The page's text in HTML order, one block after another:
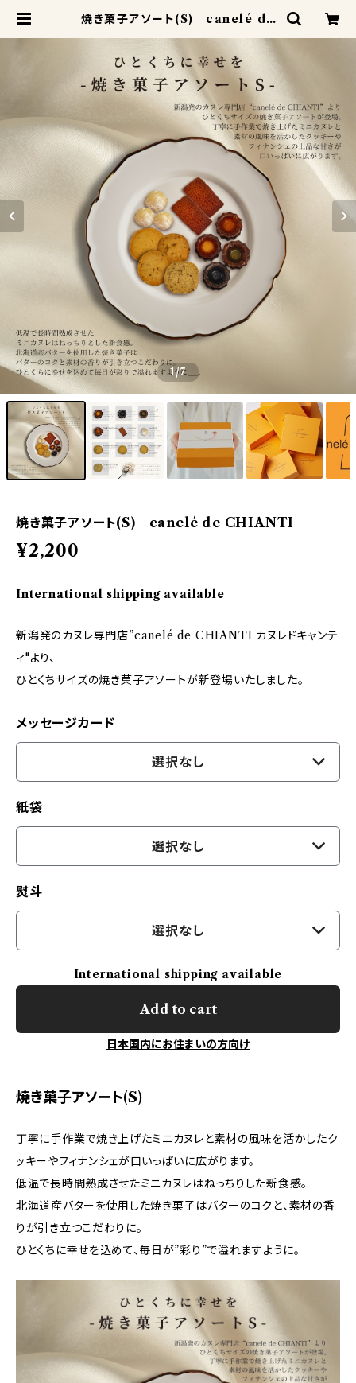
焼き菓子アソート(S) canelé de
TI カヌレドキャンティ
1/7
焼き菓子アソート(S) canelé de CHIANTI
¥2,200
International shipping available
新潟発のカヌレ専門店”canelé de CHIANTI カヌレドキャンテ
ィ"より、
ひとくちサイズの焼き菓子アソートが新登場いたしました。
メッセージカード
選択なし
紙袋
選択なし
熨斗
選択なし
International shipping available
Add to cart
日本国内にお住まいの方向け
焼き菓子アソート(S)
丁寧に手作業で焼き上げたミニカヌレと素材の風味を活かしたク
ッキーやフィナンシェが口いっぱいに広がります。
低温で長時間熟成させたミニカヌレはねっちりした新食感。
北海道産バターを使用した焼き菓子はバターのコクと、素材の香
りが引き立つこだわりに。
ひとくちに幸せを込めて、毎日が”彩り”で溢れますように。